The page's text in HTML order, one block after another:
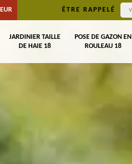
ÊTRE RAPPELÉ
JARDINIER TAILLE
DE HAIE 18
POSE DE GAZON EN
ROULEAU 18